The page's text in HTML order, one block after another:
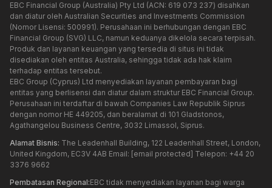
EBC Financial Group (Australia) Pty Ltd (ACN: 619 073 237) disahkan
dan diatur oleh Australian Securities and Investments Commission
(Nomor Lisensi: 500991). Perusahaan ini berhubungan dengan EBC
Financial Group (SVG) LLC, namun keduanya dikelola secara terpisah.
Produk dan layanan keuangan yang tersedia di situs ini tidak
disediakan oleh entitas Australia, sehingga tidak ada hak klaim
terhadap entitas tersebut.
EBC Group (Cyprus) Ltd menyediakan layanan pembayaran bagi
entitas yang berlisensi dan diatur dalam struktur EBC Financial Group.
Perusahaan ini terdaftar di bawah Companies Law Republik Siprus
dengan nomor HE 449205, dan beralamat di 101 Gladstonos,
Agathangelou Business Centre, 3032 Limassol, Siprus.
Alamat Bisnis: The Leadenhall Building, 122 Leadenhall Street, London,
United Kingdom, EC3V 4AB Email: [email protected] Telepon: +44 20
3376 9662
Pembatasan Regional:EBC tidak menyediakan layanan bagi warga